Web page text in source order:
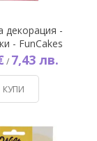
декорация -
- FunCakes
/ 7,43 лв.
КУПИ